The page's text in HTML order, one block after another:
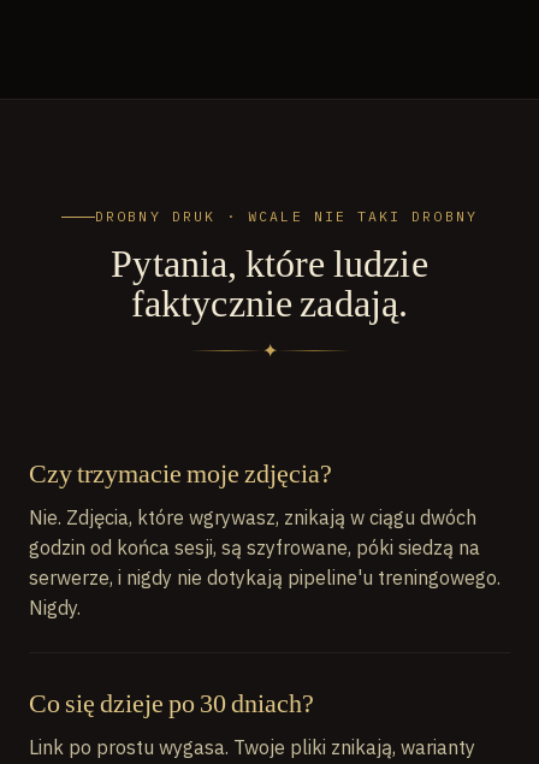
DROBNY DRUK · WCALE NIE TAKI DROBNY
Pytania, które ludzie
faktycznie zadają.
✦
Czy trzymacie moje zdjęcia?
Nie. Zdjęcia, które wgrywasz, znikają w ciągu dwóch
godzin od końca sesji, są szyfrowane, póki siedzą na
serwerze, i nigdy nie dotykają pipeline'u treningowego.
Nigdy.
Co się dzieje po 30 dniach?
Link po prostu wygasa. Twoje pliki znikają, warianty